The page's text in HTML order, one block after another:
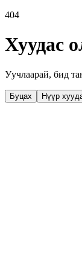
404
Хуудас
Уучлаарай, бид
Буцах Нүүр